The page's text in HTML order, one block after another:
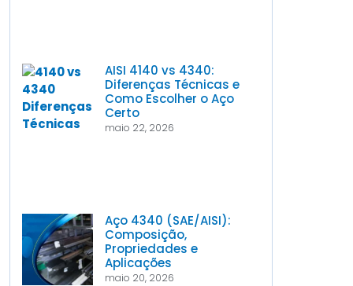
AISI 4140 vs 4340:
Diferenças Técnicas e
Como Escolher o Aço
Certo
maio 22, 2026
Aço 4340 (SAE/AISI):
Composição,
Propriedades e
Aplicações
maio 20, 2026